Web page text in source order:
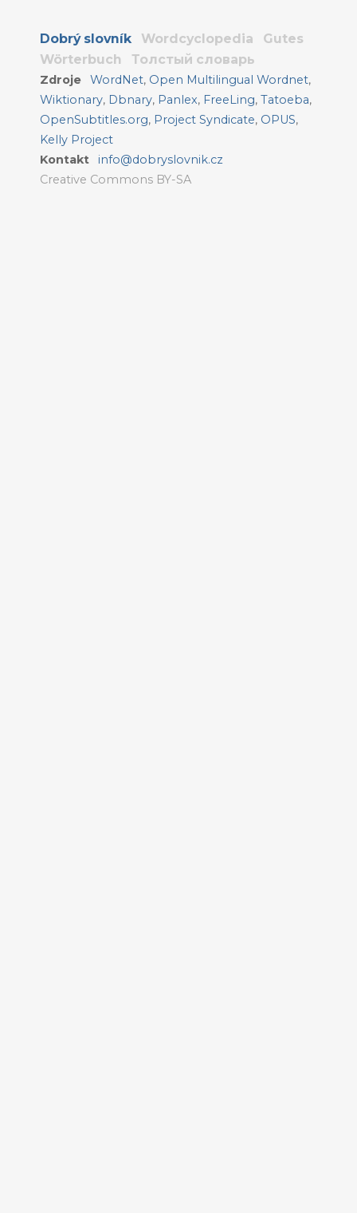
Dobrý slovník Wordcyclopedia
Gutes
Wörterbuch
Толстый словарь
Zdroje WordNet, Open Multilingual Wordnet,
Wiktionary, Dbnary, Panlex, FreeLing, Tatoeba,
OpenSubtitles.org, Project Syndicate, OPUS,
Kelly Project
Kontakt
info@dobryslovnik.cz
Creative Commons BY-SA